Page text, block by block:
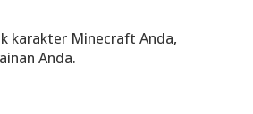
karakter Minecraft Anda,
Anda.